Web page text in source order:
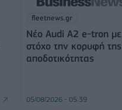
fleetnews.gr
Νέο Audi A2 e-tron με
στόχο την κορυφή της
αποδοτικότητας
05/08/2026 - 05:39